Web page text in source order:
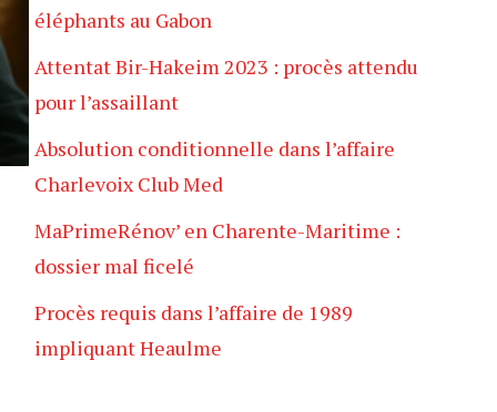
éléphants au Gabon
Attentat Bir-Hakeim 2023 : procès attendu
pour l’assaillant
Absolution conditionnelle dans l’affaire
Charlevoix Club Med
MaPrimeRénov’ en Charente-Maritime :
dossier mal ficelé
Procès requis dans l’affaire de 1989
impliquant Heaulme